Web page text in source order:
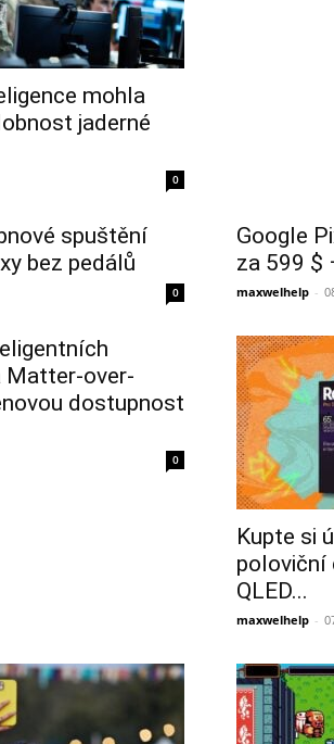
mohla
jaderné
0
spuštění
bez pedálů
0
Google
za 599 $
maxwelhelp -
Matter-over-
dostupnost
0
Kupte si
poloviční
QLED...
maxwelhelp -